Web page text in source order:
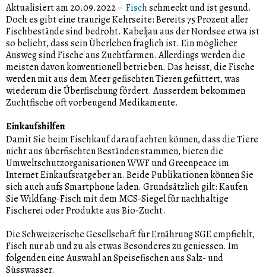
Aktualisiert am 20.09.2022– Fischschmeckt und ist gesund.
Doch es gibt eine traurige Kehrseite: Bereits 75 Prozent aller
Fischbestände sind bedroht. Kabeljau aus der Nordsee etwa ist
so beliebt, dass sein Überleben fraglich ist. Ein möglicher
Ausweg sind Fische aus Zuchtfarmen. Allerdings werden die
meisten davon konventionell betrieben. Das heisst, die Fische
werden mit aus dem Meer gefischten Tieren gefüttert, was
wiederum die Überfischung fördert. Ausserdem bekommen
Zuchtfische oft vorbeugend Medikamente.
Einkaufshilfen
Damit Sie beim Fischkauf darauf achten können, dass die Tiere
nicht aus überfischten Beständen stammen, bieten die
Umweltschutzorganisationen WWF und Greenpeace im
Internet Einkaufsratgeber an. Beide Publikationen können Sie
sich auch aufs Smartphone laden. Grundsätzlich gilt: Kaufen
Sie Wildfang-Fisch mit dem MCS-Siegel für nachhaltige
Fischerei oder Produkte aus Bio-Zucht.
Die Schweizerische Gesellschaft für Ernährung SGE empfiehlt,
Fisch nur ab und zu als etwas Besonderes zu geniessen. Im
folgenden eine Auswahl an Speisefischen aus Salz- und
Süsswasser.